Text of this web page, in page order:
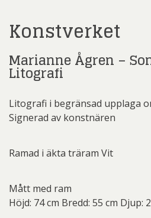
Konstverket
Marianne Ågren –
Litografi
Litografi i begränsad upplaga
Signerad av konstnären
Ramad i äkta träram Vit
Mått med ram
Höjd: 74 cm Bredd: 55 cm Djup: